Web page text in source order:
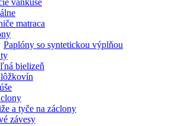
matraca
Paplóny so syntetickou výplňou
bielizeň
lôžkovín
a tyče na záclony
závesy